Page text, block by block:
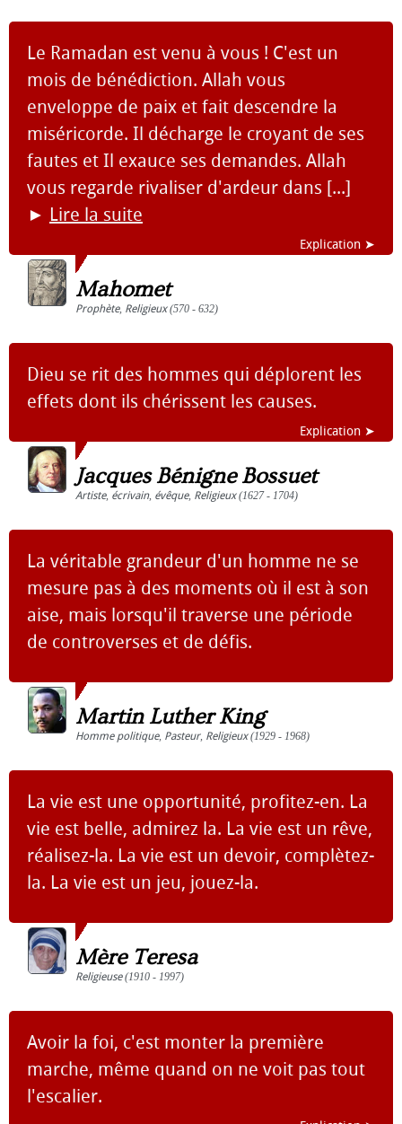
Le Ramadan est venu à vous ! C'est un
mois de bénédiction. Allah vous
enveloppe de paix et fait descendre la
miséricorde. Il décharge le croyant de ses
fautes et Il exauce ses demandes. Allah
vous regarde rivaliser d'ardeur dans [...]
► Lire la suite
Explication ➤
Mahomet
Prophète, Religieux(570 - 632)
Dieu se rit des hommes qui déplorent les
effets dont ils chérissent les causes.
Explication ➤
Jacques Bénigne Bossuet
Artiste, écrivain, évêque, Religieux(1627 - 1704)
La véritable grandeur d'un homme ne se
mesure pas à des moments où il est à son
aise, mais lorsqu'il traverse une période
de controverses et de défis.
Martin Luther King
Homme politique, Pasteur, Religieux(1929 - 1968)
La vie est une opportunité, profitez-en. La
vie est belle, admirez la. La vie est un rêve,
réalisez-la. La vie est un devoir, complètez-
la. La vie est un jeu, jouez-la.
Mère Teresa
Religieuse(1910 - 1997)
Avoir la foi, c'est monter la première
marche, même quand on ne voit pas tout
l'escalier.